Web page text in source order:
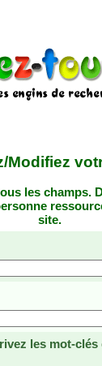
Modifiez
les champs.
site.
les mot-